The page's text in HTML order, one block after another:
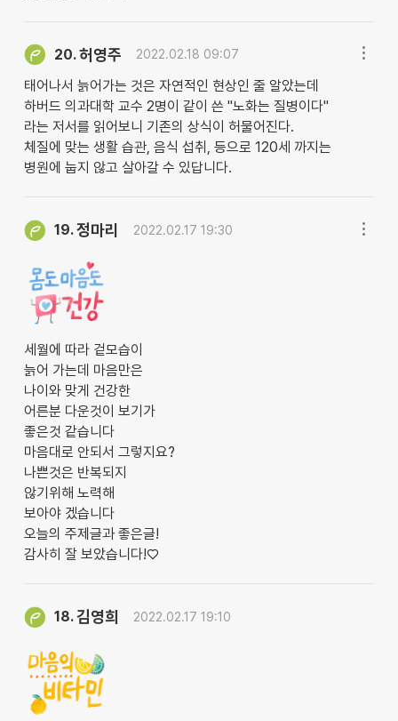
20.허영주 2022.02.18 09:07
태어나서 늙어가는 것은 자연적인 현상인 줄 알았는데
하버드 의과대학 교수 2명이 같이 쓴 "노화는 질병이다"
라는 저서를 읽어보니 기존의 상식이 허물어진다.
체질에 맞는 생활 습관, 음식 섭취, 등으로 120세 까지는
병원에 눕지 않고 살아갈 수 있답니다.
19.정마리 2022.02.17 19:30
세월에 따라 겉모습이
늙어 가는데 마음만은
나이와 맞게 건강한
어른분 다운것이 보기가
좋은것 같습니다
마음대로 안되서 그렇지요?
나쁜것은 반복되지
않기위해 노력해
보아야 겠습니다
오늘의 주제글과 좋은글!
감사히 잘 보았습니다!♡
18.김영희 2022.02.17 19:10